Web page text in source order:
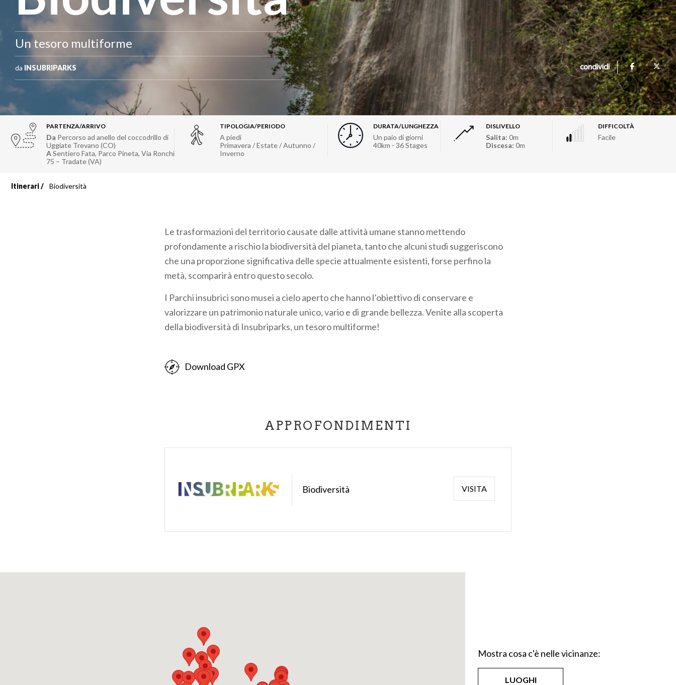
Un tesoro multiforme
da INSUBRIPARKS condividi
PARTENZA/ARRIVO
Da Percorso ad anello del coccodrillo di
Uggiate Trevano (CO)
ASentiero Fata, Parco Pineta, Via Ronchi
75 – Tradate (VA)
TIPOLOGIA/PERIODO
A piedi
Primavera / Estate / Autunno /
Inverno
DURATA/LUNGHEZZA
Un paio di giorni
40km - 36 Stages
DISLIVELLO
Salita: 0m
Discesa: 0m
DIFFICOLTÀ
Facile
Itinerari Biodiversità
Le trasformazioni del territorio causate dalle attività umane stanno mettendo
profondamente a rischio la biodiversità del pianeta, tanto che alcuni studi suggeriscono
che una proporzione significativa delle specie attualmente esistenti, forse perfino la
metà, scomparirà entro questo secolo.
I Parchi insubrici sono musei a cielo aperto che hanno l’obiettivo di conservare e
valorizzare un patrimonio naturale unico, vario e di grande bellezza. Venite alla scoperta
della biodiversità di Insubriparks, un tesoro multiforme!
Download GPX
APPROFONDIMENTI
Biodiversità VISITA
Mostra cosa c'è nelle vicinanze:
LUOGHI